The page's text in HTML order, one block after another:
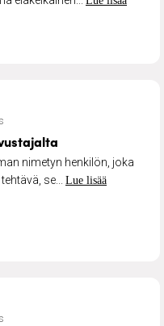
nimetyltä
nimetyn henkilön, joka
se... Lue lisää